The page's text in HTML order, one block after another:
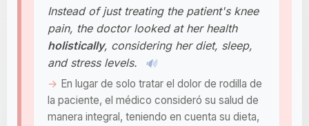
Instead of just treating the patient's knee
pain, the doctor looked at her health
holistically, considering her diet, sleep,
and stress levels.
🔊
En lugar de solo tratar el dolor de rodilla de
la paciente, el médico consideró su salud de
manera integral, teniendo en cuenta su dieta,